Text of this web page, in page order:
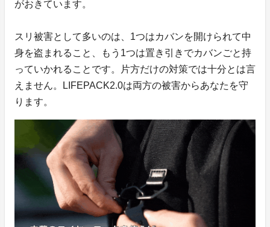
がおきています。
スリ被害として多いのは、1つはカバンを開けられて中
身を盗まれること、もう1つは置き引きでカバンごと持
っていかれることです。片方だけの対策では十分とは言
えません。LIFEPACK2.0は両方の被害からあなたを守
ります。